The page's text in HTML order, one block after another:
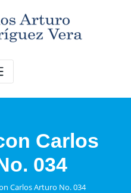
Carlos
034
Carlos Arturo No. 034